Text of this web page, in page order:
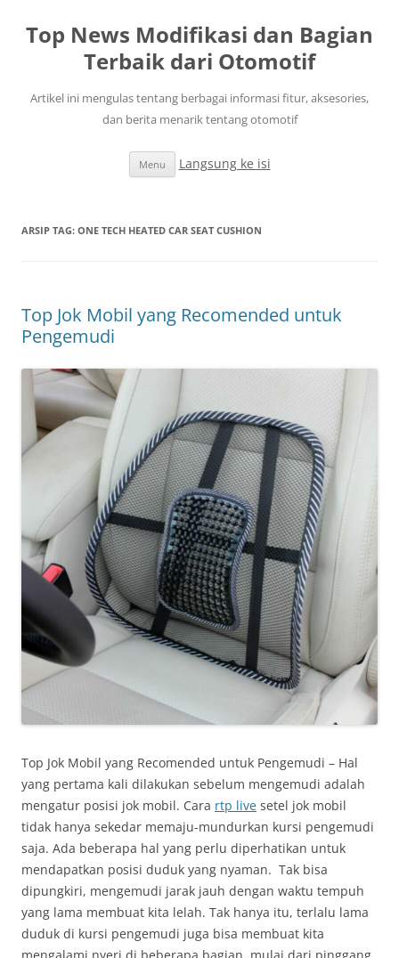
Top News Modifikasi dan Bagian
Terbaik dari Otomotif
Artikel ini mengulas tentang berbagai informasi fitur, aksesories,
dan berita menarik tentang otomotif
Menu Langsung ke isi
ARSIP TAG: ONE TECH HEATED CAR SEAT CUSHION
Top Jok Mobil yang Recomended untuk
Pengemudi
Top Jok Mobil yang Recomended untuk Pengemudi – Hal
yang pertama kali dilakukan sebelum mengemudi adalah
mengatur posisi jok mobil. Cara rtp live setel jok mobil
tidak hanya sekedar memaju-mundurkan kursi pengemudi
saja. Ada beberapa hal yang perlu diperhatikan untuk
mendapatkan posisi duduk yang nyaman. Tak bisa
dipungkiri, mengemudi jarak jauh dengan waktu tempuh
yang lama membuat kita lelah. Tak hanya itu, terlalu lama
duduk di kursi pengemudi juga bisa membuat kita